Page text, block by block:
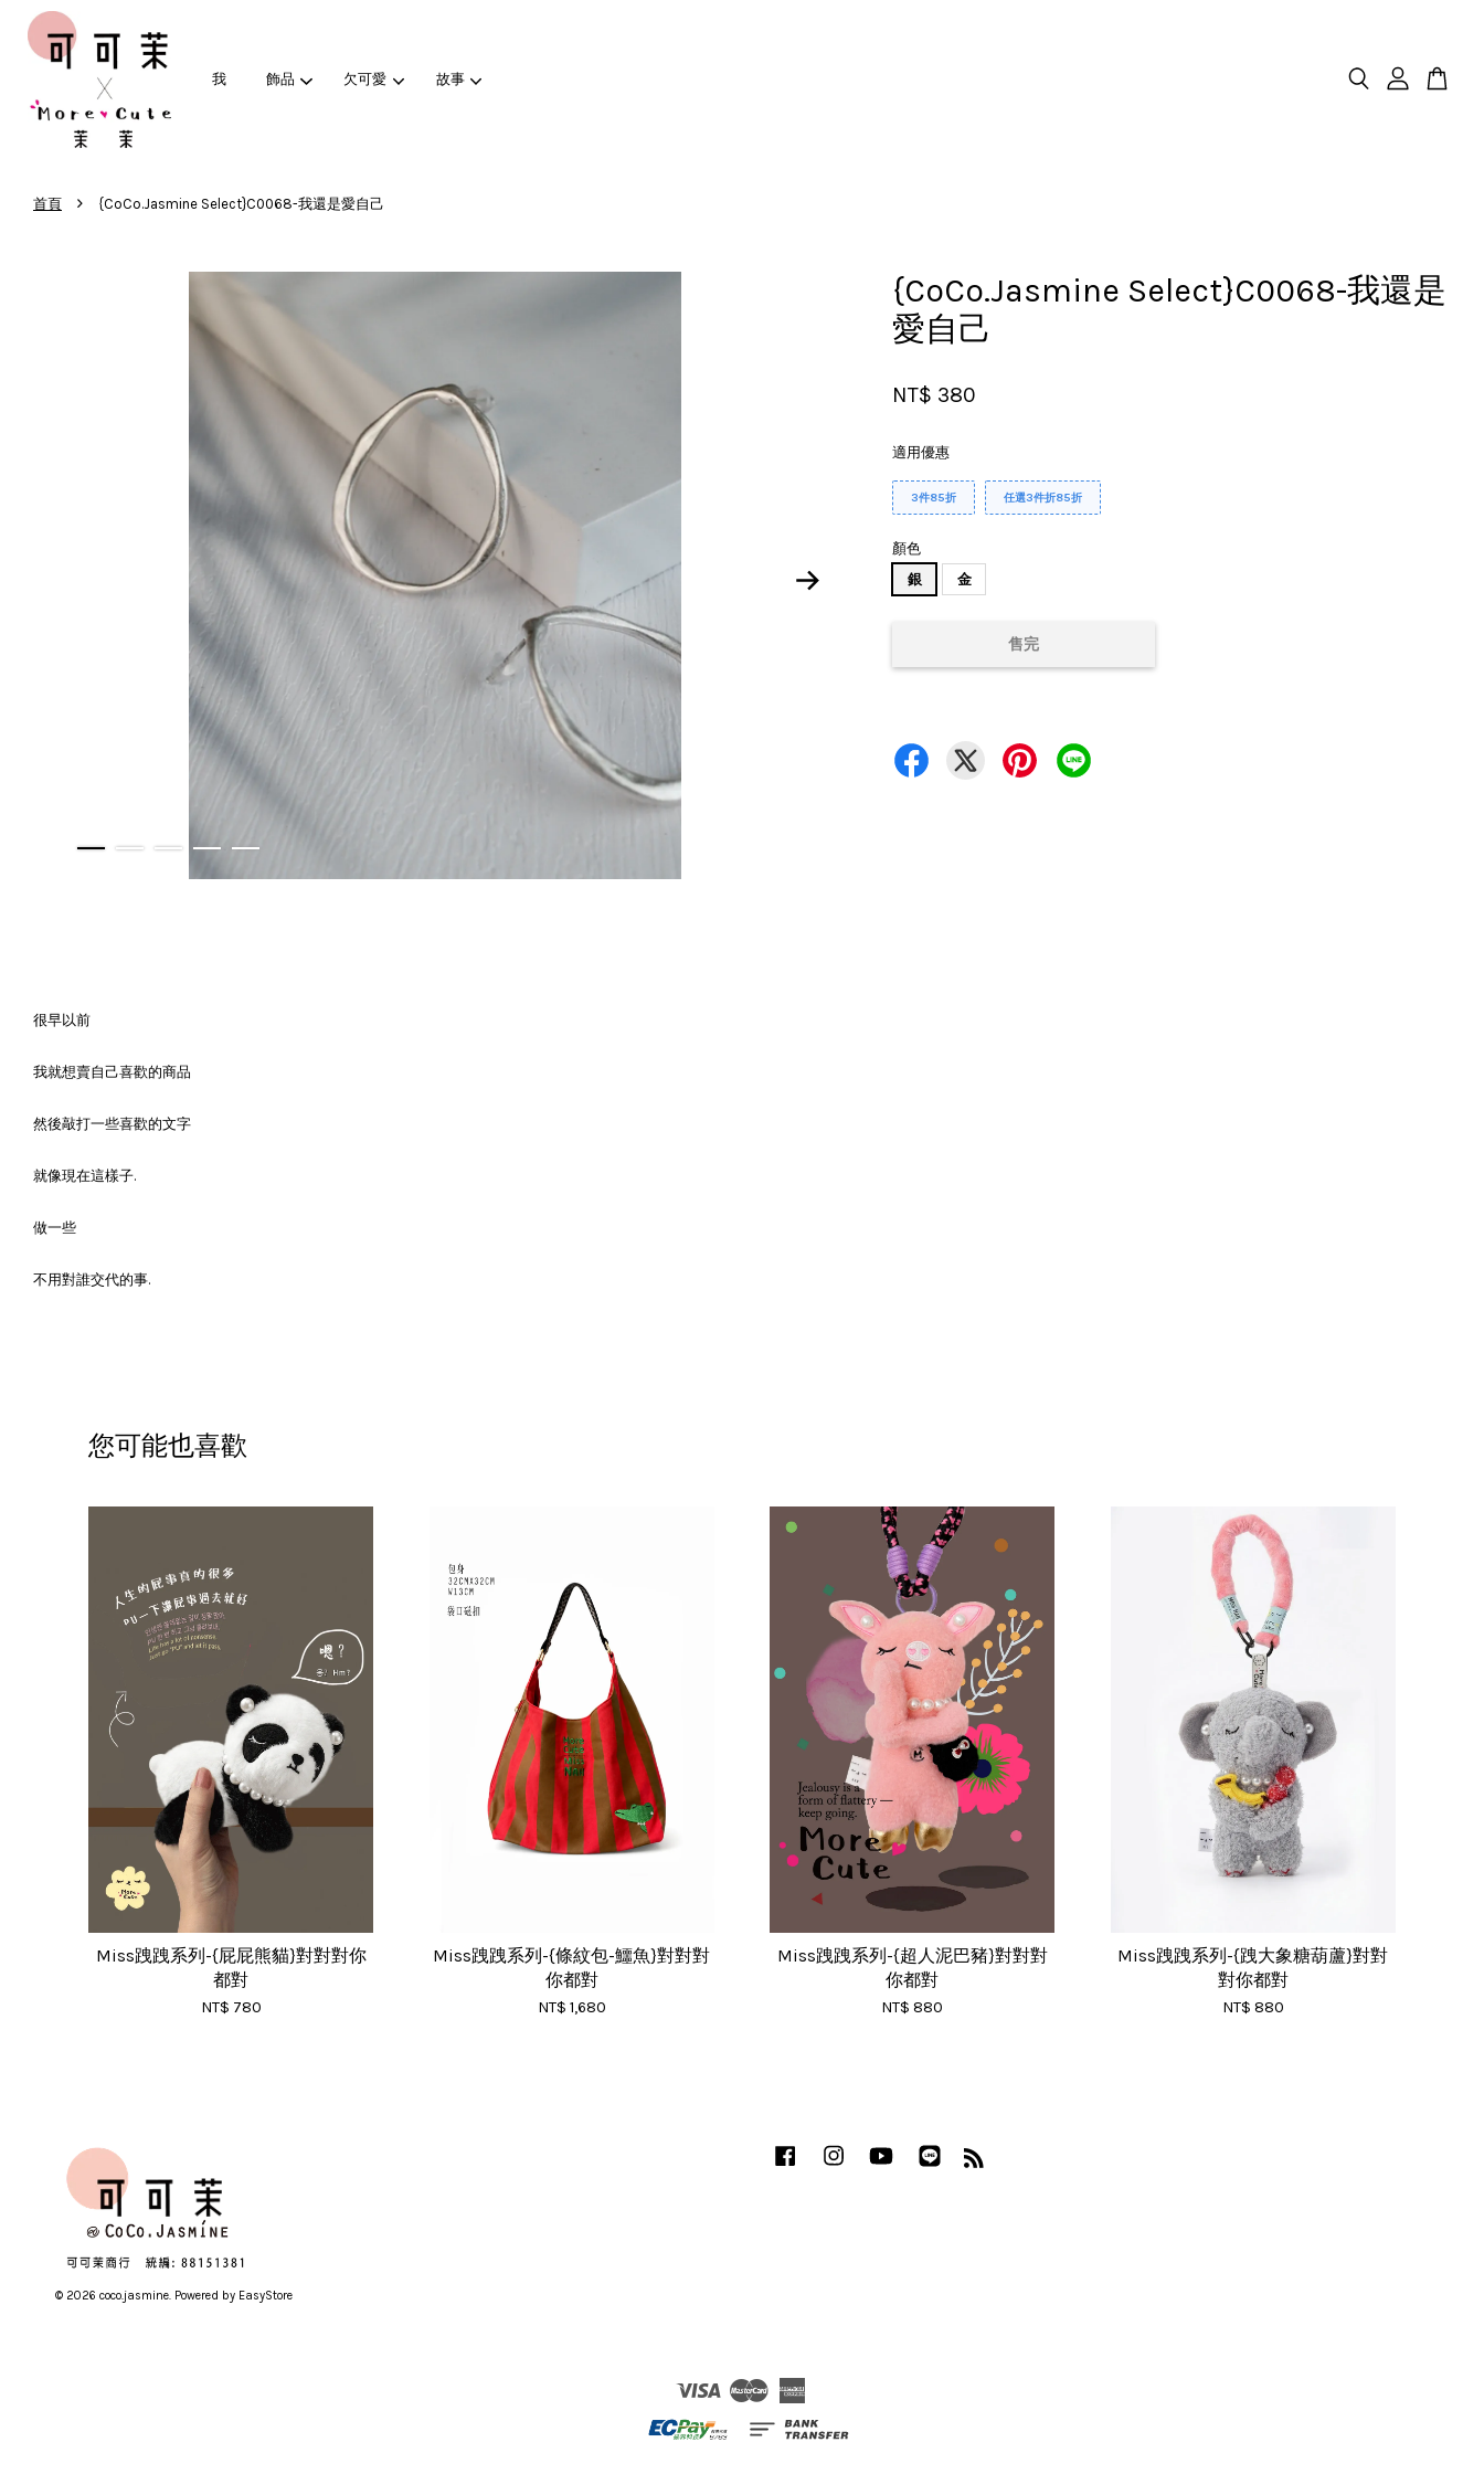
我 飾品 欠可愛 故事
首頁 › {CoCo.Jasmine Select}C0068-我還是愛自己
{CoCo.Jasmine Select}C0068-我還是
愛自己
NT$ 380
適用優惠
3件85折 任選3件折85折
顏色
銀
金
售完
很早以前
我就想賣自己喜歡的商品
然後敲打一些喜歡的文字
就像現在這樣子.
做一些
不用對誰交代的事.
您可能也喜歡
Miss跩跩系列-{屁屁熊貓}對對對你
都對
NT$ 780
Miss跩跩系列-{條紋包-鱷魚}對對對
你都對
NT$ 1,680
Miss跩跩系列-{超人泥巴豬}對對對
你都對
NT$ 880
Miss跩跩系列-{跩大象糖葫蘆}對對
對你都對
NT$ 880
© 2026 coco.jasmine. Powered by EasyStore
Facebook InstagramYouTube Line
Visa Master